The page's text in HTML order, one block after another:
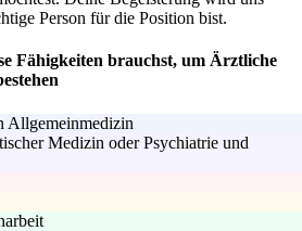
Person für die Position bist.
Fähigkeiten brauchst, um Ärztliche
Allgemeinmedizin
Medizin oder Psychiatrie und